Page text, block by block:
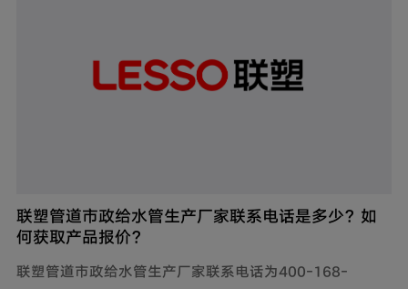
联塑管道市政给水管生产厂家联系电话是多少？如
何获取产品报价？
联塑管道市政给水管生产厂家联系电话为400-168-